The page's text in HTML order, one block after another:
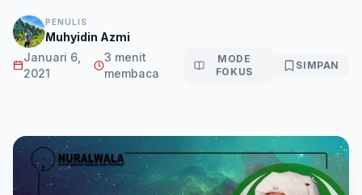
PENULIS
Muhyidin Azmi
Januari 6,
2021
3 menit
membaca
MODE
FOKUS
SIMPAN